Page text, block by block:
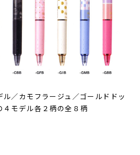
／カモフラージュ／ゴールドドッ
４モデル各２柄の全８柄